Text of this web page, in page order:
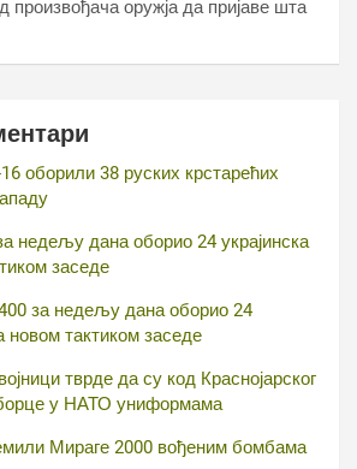
произвођача оружја да пријаве шта
оборили 38 руских крстарећих
недељу дана оборио 24 украјинска
заседе
за недељу дана оборио 24
новом тактиком заседе
тврде да су код Краснојарског
у НАТО униформама
Мираге 2000 вођеним бомбама